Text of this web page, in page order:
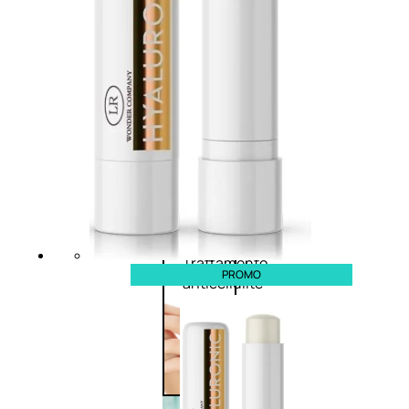
unghie
Trattamento
anticellulite
trattamento
corpo
PROMO